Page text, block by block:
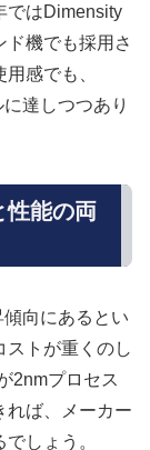
ではDimensity
ド機でも採用さ
感でも、
達しつつあり
能の両
向にあるとい
ストが重くのし
2nmプロセス
れば、メーカー
しょう。